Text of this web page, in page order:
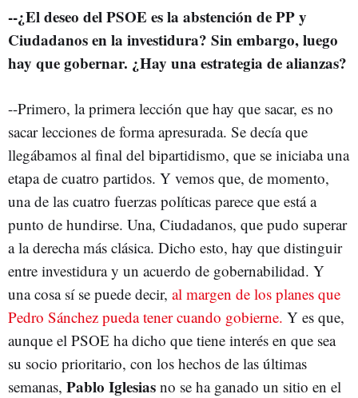
--¿El deseo del PSOE es la abstención de PP y
Ciudadanos en la investidura? Sin embargo, luego
hay que gobernar. ¿Hay una estrategia de alianzas?
--Primero, la primera lección que hay que sacar, es no
sacar lecciones de forma apresurada. Se decía que
llegábamos al final del bipartidismo, que se iniciaba una
etapa de cuatro partidos. Y vemos que, de momento,
una de las cuatro fuerzas políticas parece que está a
punto de hundirse. Una, Ciudadanos, que pudo superar
a la derecha más clásica. Dicho esto, hay que distinguir
entre investidura y un acuerdo de gobernabilidad. Y
una cosa sí se puede decir, al margen de los planes que
Pedro Sánchez pueda tener cuando gobierne. Y es que,
aunque el PSOE ha dicho que tiene interés en que sea
su socio prioritario, con los hechos de las últimas
semanas, Pablo Iglesias no se ha ganado un sitio en el